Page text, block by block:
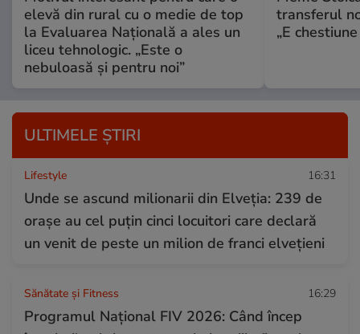
elevă din rural cu o medie de top
la Evaluarea Națională a ales un
liceu tehnologic. „Este o
nebuloasă și pentru noi”
transferul
„E
ULTIMELE ȘTIRI
Lifestyle 16:31
Unde se ascund milionarii din Elveția: 239 de
orașe au cel puțin cinci locuitori care declară
un venit de peste un milion de franci elvețieni
Sănătate și Fitness 16:29
Programul Național FIV 2026: Când încep